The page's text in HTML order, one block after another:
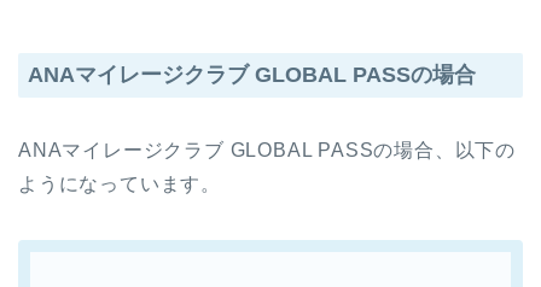
ANAマイレージクラブ GLOBAL PASSの場合
ANAマイレージクラブ GLOBAL PASSの場合、以下の
ようになっています。